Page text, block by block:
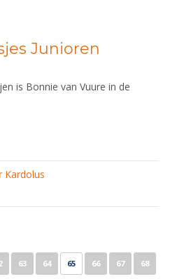
Junioren
is Bonnie van Vuure in de
Kardolus
63 64 65 66 67 68